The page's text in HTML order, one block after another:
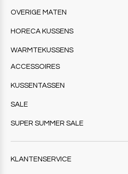
OVERIGE MATEN
HORECA KUSSENS
WARMTEKUSSENS
ACCESSOIRES
KUSSENTASSEN
SALE
SUPER SUMMER SALE
KLANTENSERVICE